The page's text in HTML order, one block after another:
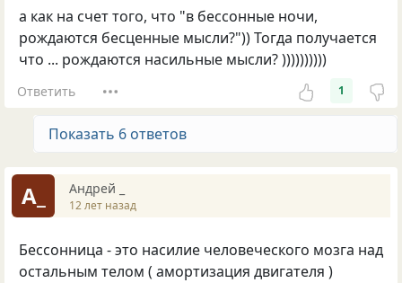
а как на счет того, что "в бессонные ночи,
рождаются бесценные мысли?")) Тогда получается
что ... рождаются насильные мысли? ))))))))))
Ответить 1
Показать 6 ответов
А_ Андрей _
12 лет назад
Бессонница - это насилие человеческого мозга над
остальным телом ( амортизация двигателя )